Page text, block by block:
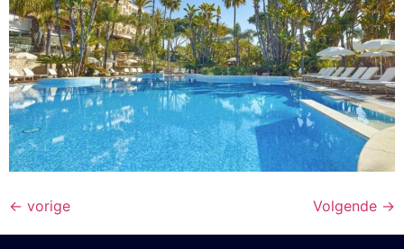
← vorige Volgende →